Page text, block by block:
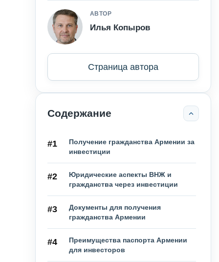
АВТОР
Илья Копыров
Страница автора
Содержание
#1
Получение гражданства Армении за
инвестиции
#2
Юридические аспекты ВНЖ и
гражданства через инвестиции
#3
Документы для получения
гражданства Армении
#4
Преимущества паспорта Армении
для инвесторов